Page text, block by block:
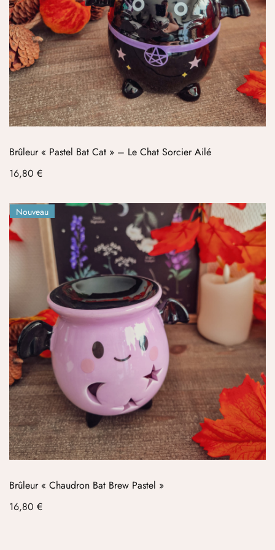
Brûleur « Pastel Bat Cat » – Le Chat Sorcier Ailé
Prix
16,80 €
Nouveau
Brûleur « Chaudron Bat Brew Pastel »
Prix
16,80 €